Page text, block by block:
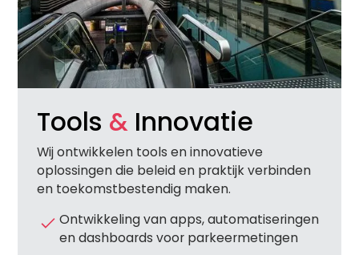
Tools & Innovatie
Wij ontwikkelen tools en innovatieve
oplossingen die beleid en praktijk verbinden
en toekomstbestendig maken.
Ontwikkeling van apps, automatiseringen
en dashboards voor parkeermetingen